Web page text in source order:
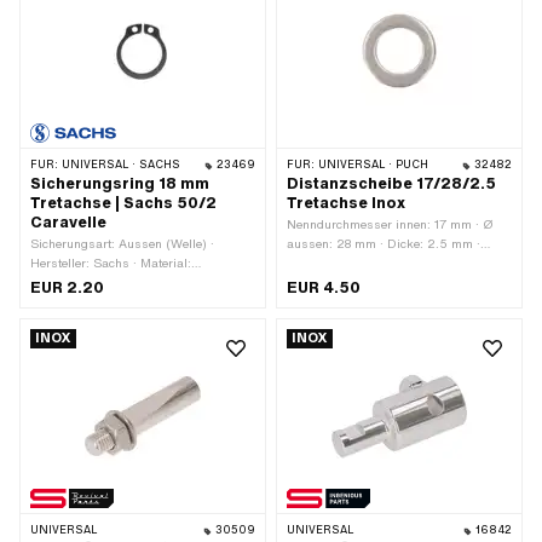
FÜR: UNIVERSAL · SACHS 23469
Sicherungsring 18 mm
Tretachse | Sachs 50/2
Caravelle
Sicherungsart: Aussen (Welle) ·
Hersteller: Sachs · Material:
Federstahl · Nenndurchmesser: 18 mm
EUR 2.20
FÜR: UNIVERSAL · PUCH 32482
Distanzscheibe 17/28/2.5
Tretachse Inox
Nenndurchmesser innen: 17 mm · Ø
aussen: 28 mm · Dicke: 2.5 mm ·
(umgangssprachlich bekannt als
EUR 4.50
INOX
UNIVERSAL 30509
INOX
UNIVERSAL 16842